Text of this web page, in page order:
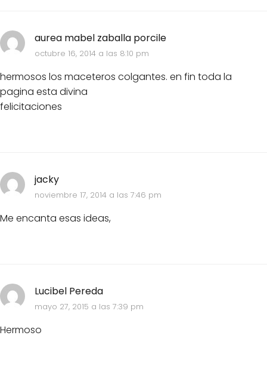
aurea mabel zaballa porcile
octubre 16, 2014 a las 8:10 pm
hermosos los maceteros colgantes. en fin toda la
pagina esta divina
felicitaciones
jacky
noviembre 17, 2014 a las 7:46 pm
Me encanta esas ideas,
Lucibel Pereda
mayo 27, 2015 a las 7:39 pm
Hermoso